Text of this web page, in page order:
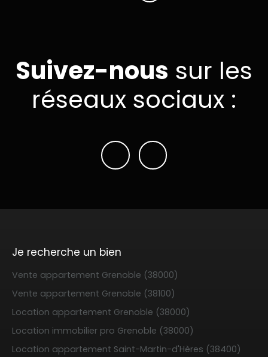
Suivez-nous sur les
réseaux sociaux :
Je recherche un bien
Vente appartement Grenoble (38000)
Vente appartement Grenoble (38100)
Location appartement Grenoble (38000)
Location immobilier pro Grenoble (38000)
Location appartement Saint-Martin-d'Hères (38400)